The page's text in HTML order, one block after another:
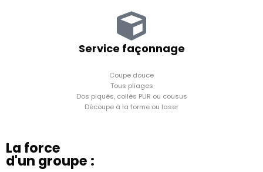
Service façonnage
Coupe douce
Tous pliages
Dos piqués, collés PUR ou cousus
Découpe à la forme ou laser
La force
d'un groupe :